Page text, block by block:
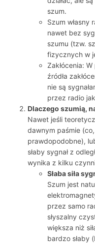
szum.
Szum własny
nawet bez
szumu (tzw.
fizycznych w
Zakłócenia:
źródła
nie są
przez radio
Dlaczego szumią,
Nawet jeśli
dawnym paśmie (co,
prawdopodobne),
słaby sygnał z
wynika z kilku
Słaba siła
Szum jest
przez samo
słyszalny
większa niż
bardzo słaby